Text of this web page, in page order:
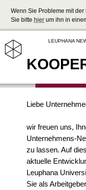
Wenn Sie Probleme mit
Sie bitte hier um ihn in
LEUPHANA
Liebe
wir freuen uns,
Unternehmens-
zu lassen. Auf
aktuelle
Leuphana
Sie als